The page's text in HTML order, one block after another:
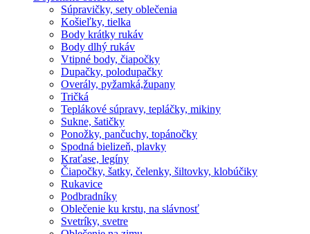
Súpravičky, sety oblečenia
Košieľky, tielka
Body krátky rukáv
Body dlhý rukáv
Vtipné body, čiapočky
Dupačky, polodupačky
Overály, pyžamká,župany
Tričká
Teplákové súpravy, tepláčky, mikiny
Sukne, šatičky
Ponožky, pančuchy, topánočky
Spodná bielizeň, plavky
Kraťase, legíny
Čiapočky, šatky, čelenky, šiltovky, klobúčiky
Rukavice
Podbradníky
Oblečenie ku krstu, na slávnosť
Svetríky, svetre